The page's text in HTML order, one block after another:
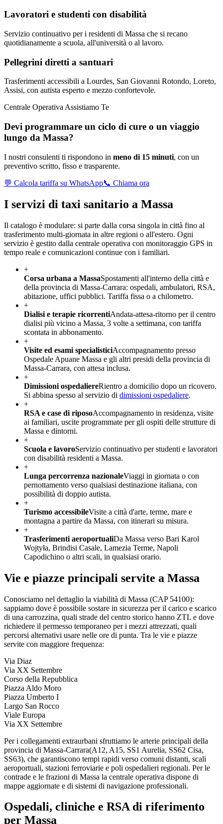
Lavoratori e studenti con disabilità
Servizio continuativo per i residenti di Massa che si recano
quotidianamente a scuola, all'università o al lavoro.
Pellegrini diretti a santuari
Trasferimenti accessibili a Lourdes, San Giovanni Rotondo, Loreto,
Assisi, con autista esperto e mezzo confortevole.
Centrale Operativa Assistiamo Te
Devi programmare un ciclo di cure o un viaggio
lungo da Massa?
I nostri consulenti ti rispondono in meno di 15 minuti, con un
preventivo scritto, fisso e trasparente.
💬 Calcola tariffa su WhatsApp📞 Chiama ora
I servizi di taxi sanitario a Massa
Il catalogo è modulare: si parte dalla corsa singola in città fino al
trasferimento multi-giornata in altre regioni o all'estero. Ogni
servizio è gestito dalla centrale operativa con monitoraggio GPS in
tempo reale e comunicazioni continue con i familiari.
+
Corsa urbana a MassaSpostamenti all'interno della città e
della provincia di Massa-Carrara: ospedali, ambulatori, RSA,
abitazione, uffici pubblici. Tariffa fissa o a chilometro.
+
Dialisi e terapie ricorrentiAndata-attesa-ritorno per il centro
dialisi più vicino a Massa, 3 volte a settimana, con tariffa
scontata in abbonamento.
+
Visite ed esami specialisticiAccompagnamento presso
Ospedale Apuane Massa e gli altri presidi della provincia di
Massa-Carrara, con attesa inclusa.
+
Dimissioni ospedaliereRientro a domicilio dopo un ricovero.
Si abbina spesso al servizio di dimissioni ospedaliere.
+
RSA e case di riposoAccompagnamento in residenza, visite
ai familiari, uscite programmate per gli ospiti delle strutture di
Massa e dintorni.
+
Scuola e lavoroServizio continuativo per studenti e lavoratori
con disabilità residenti a Massa.
+
Lunga percorrenza nazionaleViaggi in giornata o con
pernottamento verso qualsiasi destinazione italiana, con
possibilità di doppio autista.
+
Turismo accessibileVisite a città d'arte, terme, mare e
montagna a partire da Massa, con itinerari su misura.
+
Trasferimenti aeroportualiDa Massa verso Bari Karol
Wojtyła, Brindisi Casale, Lamezia Terme, Napoli
Capodichino o altri scali, in qualsiasi orario.
Vie e piazze principali servite a Massa
Conosciamo nel dettaglio la viabilità di Massa (CAP 54100):
sappiamo dove è possibile sostare in sicurezza per il carico e scarico
di una carrozzina, quali strade del centro storico hanno ZTL e dove
richiedere il permesso temporaneo per i mezzi attrezzati, quali
percorsi alternativi usare nelle ore di punta. Tra le vie e piazze
servite con maggiore frequenza:
Via Diaz
Via XX Settembre
Corso della Repubblica
Piazza Aldo Moro
Piazza Umberto I
Largo San Rocco
Viale Europa
Via XX Settembre
Per i collegamenti extraurbani sfruttiamo le arterie principali della
provincia di Massa-Carrara(A12, A15, SS1 Aurelia, SS62 Cisa,
SS63), che garantiscono tempi rapidi verso comuni distanti, scali
aeroportuali, stazioni ferroviarie e poli ospedalieri regionali. Per le
contrade e le frazioni di Massa la centrale operativa dispone di
mappe aggiornate e di sistemi di navigazione professionali.
Ospedali, cliniche e RSA di riferimento
per Massa